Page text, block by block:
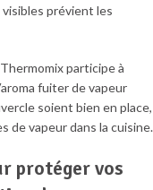
prévient les
participe à
fuiter de vapeur
soient bien en place,
de vapeur dans la cuisine.
protéger vos